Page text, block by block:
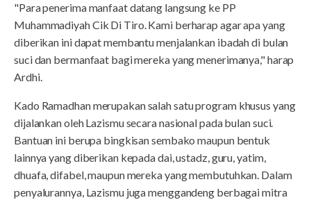
"Para penerima manfaat datang langsung ke PP
Muhammadiyah Cik Di Tiro. Kami berharap agar apa yang
diberikan ini dapat membantu menjalankan ibadah di bulan
suci dan bermanfaat bagi mereka yang menerimanya," harap
Ardhi.
Kado Ramadhan merupakan salah satu program khusus yang
dijalankan oleh Lazismu secara nasional pada bulan suci.
Bantuan ini berupa bingkisan sembako maupun bentuk
lainnya yang diberikan kepada dai, ustadz, guru, yatim,
dhuafa, difabel, maupun mereka yang membutuhkan. Dalam
penyalurannya, Lazismu juga menggandeng berbagai mitra